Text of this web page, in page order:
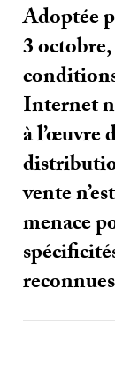
Adoptée
3
Internet
à l’œuvre
vente
menace